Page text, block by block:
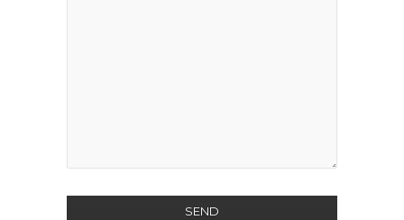
SEND